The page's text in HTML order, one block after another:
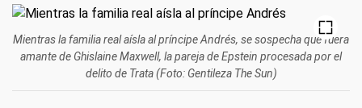
Mientras la familia real aísla al príncipe Andrés, se sospecha que fuera
amante de Ghislaine Maxwell, la pareja de Epstein procesada por el
delito de Trata (Foto: Gentileza The Sun)